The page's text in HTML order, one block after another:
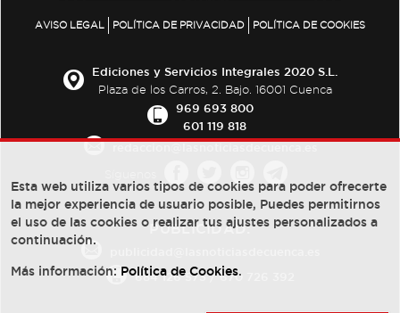
AVISO LEGAL POLÍTICA DE PRIVACIDAD POLÍTICA DE COOKIES
Ediciones y Servicios Integrales 2020 S.L.
Plaza de los Carros, 2. Bajo. 16001 Cuenca
969 693 800
601 119 818
PUBLICIDAD:
684 126 573/670 726 392
Esta web utiliza varios tipos de cookies para poder ofrecerte
la mejor experiencia de usuario posible, Puedes permitirnos
el uso de las cookies o realizar tus ajustes personalizados a
continuación.
Más información: Política de Cookies.